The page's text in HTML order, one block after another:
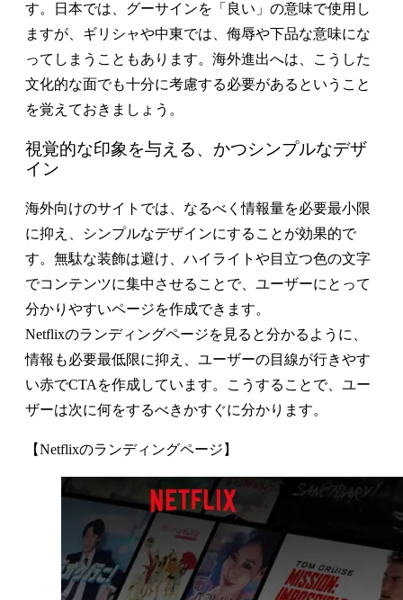
す。日本では、グーサインを「良い」の意味で使用し
ますが、ギリシャや中東では、侮辱や下品な意味にな
ってしまうこともあります。海外進出へは、こうした
文化的な面でも十分に考慮する必要があるということ
を覚えておきましょう。
視覚的な印象を与える、かつシンプルなデザ
イン
海外向けのサイトでは、なるべく情報量を必要最小限
に抑え、シンプルなデザインにすることが効果的で
す。無駄な装飾は避け、ハイライトや目立つ色の文字
でコンテンツに集中させることで、ユーザーにとって
分かりやすいページを作成できます。
Netflixのランディングページを見ると分かるように、
情報も必要最低限に抑え、ユーザーの目線が行きやす
い赤でCTAを作成しています。こうすることで、ユー
ザーは次に何をするべきかすぐに分かります。
【Netflixのランディングページ】